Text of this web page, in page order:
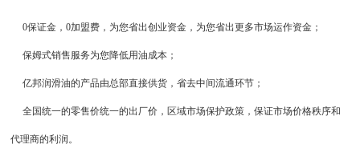
0保证金，0加盟费，为您省出创业资金，为您省出更多市场运作资金；
保姆式销售服务为您降低用油成本；
亿邦润滑油的产品由总部直接供货，省去中间流通环节；
全国统一的零售价统一的出厂价，区域市场保护政策，保证市场价格秩序和
代理商的利润。